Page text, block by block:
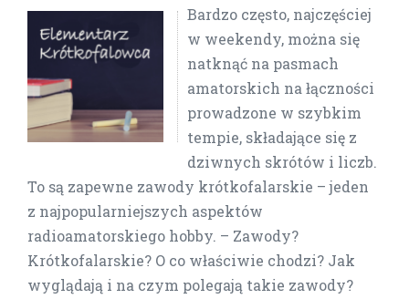
Bardzo często, najczęściej
w weekendy, można się
natknąć na pasmach
amatorskich na łączności
prowadzone w szybkim
tempie, składające się z
dziwnych skrótów i liczb.
To są zapewne zawody krótkofalarskie – jeden
z najpopularniejszych aspektów
radioamatorskiego hobby. – Zawody?
Krótkofalarskie? O co właściwie chodzi? Jak
wyglądają i na czym polegają takie zawody?